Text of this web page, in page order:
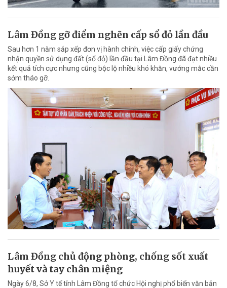
Lâm Đồng gỡ điểm nghẽn cấp sổ đỏ lần đầu
Sau hơn 1 năm sắp xếp đơn vị hành chính, việc cấp giấy chứng
nhận quyền sử dụng đất (sổ đỏ) lần đầu tại Lâm Đồng đã đạt nhiều
kết quả tích cực nhưng cũng bộc lộ nhiều khó khăn, vướng mắc cần
sớm tháo gỡ.
Lâm Đồng chủ động phòng, chống sốt xuất
huyết và tay chân miệng
Ngày 6/8, Sở Y tế tỉnh Lâm Đồng tổ chức Hội nghị phổ biến văn bản